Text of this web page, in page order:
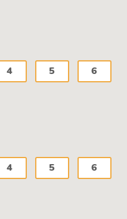
4 5 6
4 5 6